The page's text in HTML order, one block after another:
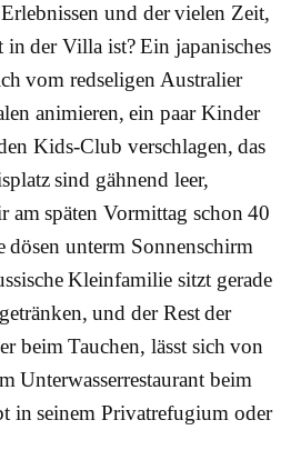
und der vielen Zeit,
in der Villa ist? Ein japanisches
vom redseligen Australier
animieren, ein paar Kinder
Kids-Club verschlagen, das
sind gähnend leer,
am späten Vormittag schon 40
dösen unterm Sonnenschirm
Kleinfamilie sitzt gerade
und der Rest der
beim Tauchen, lässt sich von
Unterwasserrestaurant beim
in seinem Privatrefugium oder